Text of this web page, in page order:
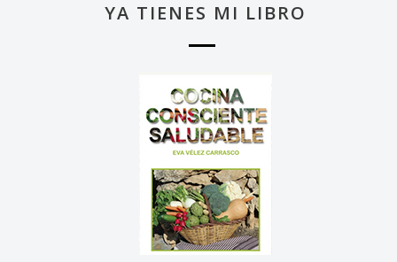
YA TIENES MI LIBRO